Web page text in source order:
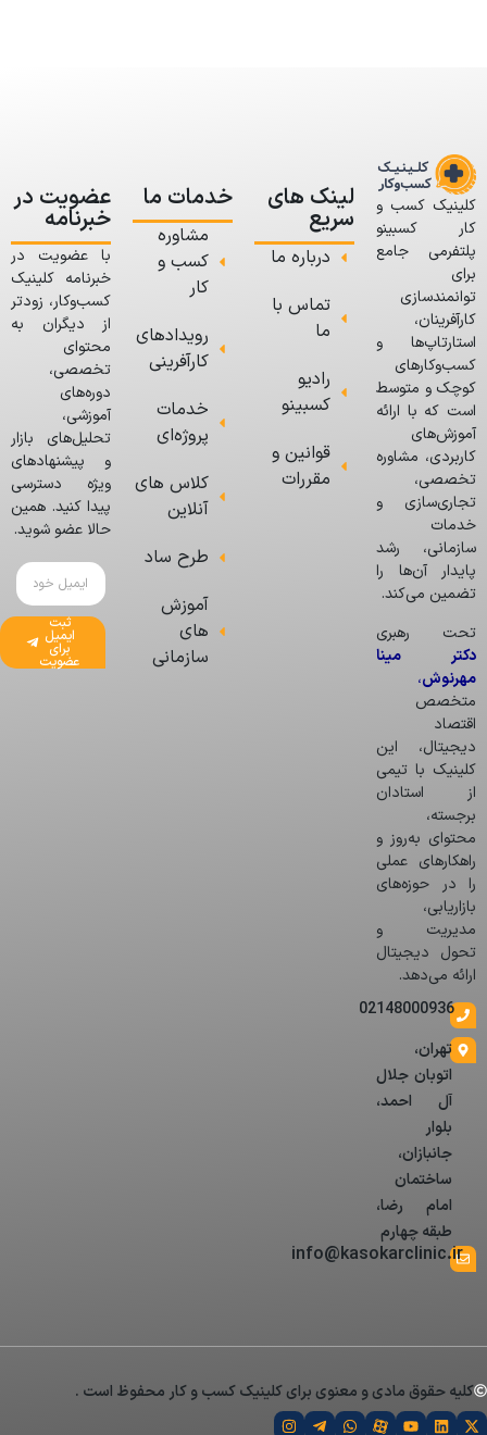
کلینیک کسب و
کار کسبینو
پلتفرمی جامع
برای
توانمندسازی
کارآفرینان،
استارتاپ‌ها و
کسب‌وکارهای
کوچک و متوسط
است که با ارائه
آموزش‌های
کاربردی، مشاوره
تخصصی،
تجاری‌سازی و
خدمات
سازمانی، رشد
پایدار آن‌ها را
تضمین می‌کند.
تحت رهبری
دکتر مینا
مهرنوش،
متخصص
اقتصاد
دیجیتال، این
کلینیک با تیمی
از استادان
برجسته،
محتوای به‌روز و
راهکارهای عملی
را در حوزه‌های
بازاریابی،
مدیریت و
تحول دیجیتال
ارائه می‌دهد.
02148000936
تهران،
اتوبان جلال
آل احمد،
بلوار
جانبازان،
ساختمان
امام رضا،
طبقه چهارم
info@kasokarclinic.ir
لینک های
سریع
درباره ما
تماس با
ما
رادیو
کسبینو
قوانین و
مقررات
خدمات ما
مشاوره
کسب و
کار
رویدادهای
کارآفرینی
خدمات
پروژه‌ای
کلاس های
آنلاین
طرح ساد
آموزش
های
سازمانی
عضویت در
خبرنامه
با عضویت در
خبرنامه کلینیک
کسب‌وکار، زودتر
از دیگران به
محتوای
تخصصی،
دوره‌های
آموزشی،
تحلیل‌های بازار
و پیشنهادهای
ویژه دسترسی
پیدا کنید. همین
حالا عضو شوید.
ثبت
ایمیل
برای
عضویت
کلیه حقوق مادی و معنوی برای کلینیک کسب و کار محفوظ است .